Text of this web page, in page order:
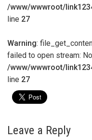
/www/wwwroot/
line 27
Warning:
failed to open stream:
/www/wwwroot/
line 27
Leave a Reply